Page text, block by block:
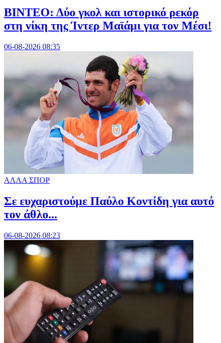
ΒΙΝΤΕΟ: Δύο γκολ και ιστορικό ρεκόρ
στη νίκη της Ίντερ Μαϊάμι για τον Μέσι!
06-08-2026 08:35
ΑΛΛΑ ΣΠΟΡ
Σε ευχαριστούμε Παύλο Κοντίδη για αυτό
τον άθλο...
06-08-2026 08:23